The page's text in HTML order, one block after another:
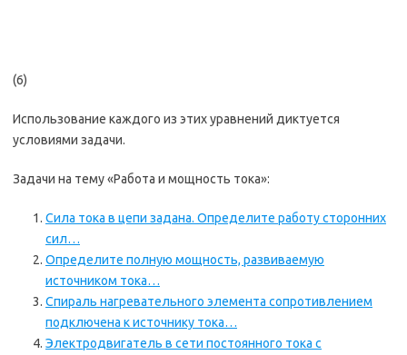
(6)
Использование каждого из этих уравнений диктуется
условиями задачи.
Задачи на тему «Работа и мощность тока»:
Сила тока в цепи задана. Определите работу сторонних
сил…
Определите полную мощность, развиваемую
источником тока…
Спираль нагревательного элемента сопротивлением
подключена к источнику тока…
Электродвигатель в сети постоянного тока с